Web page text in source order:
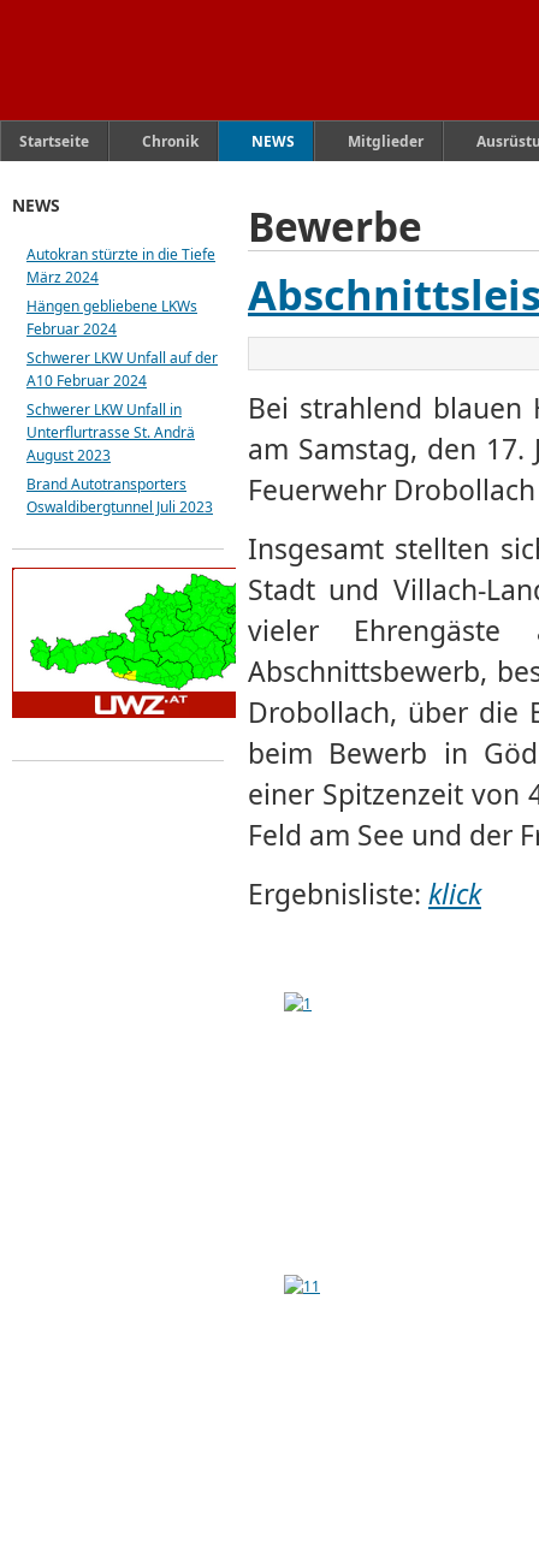
Startseite Chronik NEWS Mitglieder
Bewerbe
Bei strahlend blauen
am Samstag, den
Feuerwehr
Insgesamt stellten
Stadt und Villach-
vieler
Abschnittsbewerb,
Drobollach, über die
beim Bewerb in
einer Spitzenzeit von
Feld am See und der
Ergebnisliste: klick
NEWS
Autokran stürzte in die Tiefe
März 2024
Hängen gebliebene LKWs
Februar 2024
Schwerer LKW Unfall auf der
A10 Februar 2024
Schwerer LKW Unfall in
Unterflurtrasse St. Andrä
August 2023
Brand Autotransporters
Oswaldibergtunnel Juli 2023